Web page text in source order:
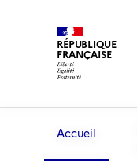
RÉPUBLIQUE
FRANÇAISE
Accueil